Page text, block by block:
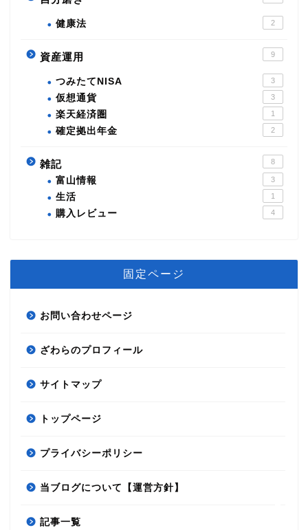
健康法 2
資産運用 9
つみたてNISA 3
仮想通貨 3
楽天経済圏 1
確定拠出年金 2
雑記 8
富山情報 3
生活 1
購入レビュー 4
固定ページ
お問い合わせページ
ざわらのプロフィール
サイトマップ
トップページ
プライバシーポリシー
当ブログについて【運営方針】
記事一覧